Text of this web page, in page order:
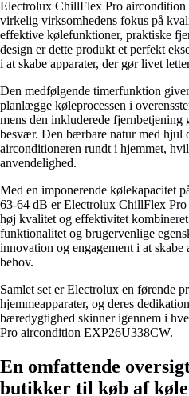
Electrolux ChillFlex Pro
virkelig virksomhedens fokus på
effektive kølefunktioner, praktiske
design er dette produkt et perfekt
i at skabe apparater, der gør livet
Den medfølgende timerfunktion
planlægge køleprocessen i
mens den inkluderede fjernbetjening
besvær. Den bærbare natur med hjul
airconditioneren rundt i hjemmet,
anvendelighed.
Med en imponerende kølekapacitet
63-64 dB er Electrolux ChillFlex
høj kvalitet og effektivitet
funktionalitet og brugervenlige
innovation og engagement i at skabe
behov.
Samlet set er Electrolux en førende
hjemmeapparater, og deres
bæredygtighed skinner igennem i
Pro aircondition EXP26U338CW.
En omfattende
butikker til køb af